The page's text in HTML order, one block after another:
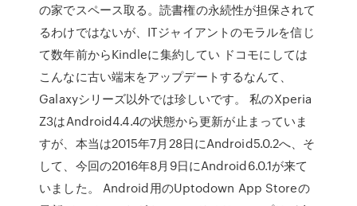
の家でスペース取る。読書権の永続性が担保されて
るわけではないが、ITジャイアントのモラルを信じ
て数年前からKindleに集約してい ドコモにしては
こんなに古い端末をアップデートするなんて、
Galaxyシリーズ以外では珍しいです。 私のXperia
Z3はAndroid4.4.4の状態から更新が止まっていま
すが、本当は2015年7月28日にAndroid5.0.2へ、そ
して、今回の2016年8月9日にAndroid6.0.1が来て
いました。 Android用のUptodown App Storeの